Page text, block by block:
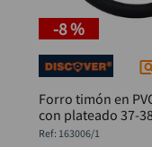
-8 %
Forro timón en
con plateado 37-
DISCOVER
: 163006/1